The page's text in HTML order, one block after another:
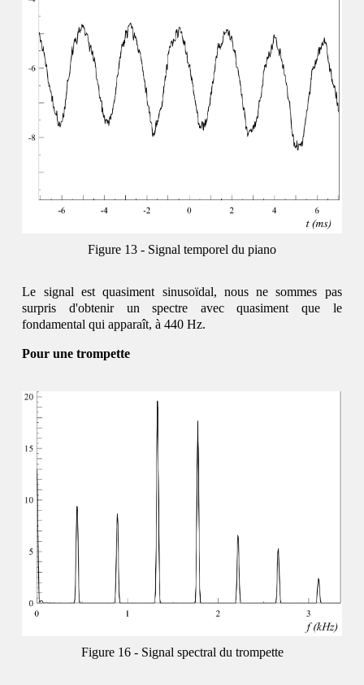
Signal temporel du piano
Le signal est quasiment sinusoïdal, nous ne sommes pas
surpris d'obtenir un spectre avec quasiment que le
fondamental qui apparaît, à 440 Hz.
Pour une trompette
Signal spectral du trompette